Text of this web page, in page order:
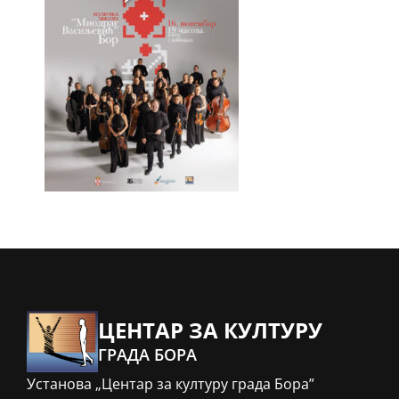
ЦЕНТАР ЗА КУЛТУРУ
ГРАДА БОРА
Установа „Центар за културу града Бора”